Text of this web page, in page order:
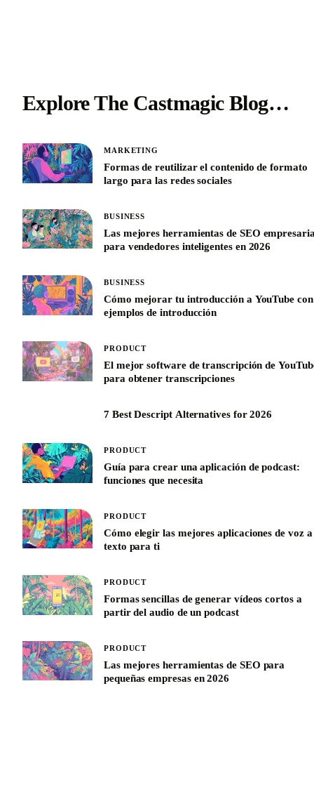
Explore The Castmagic Blog…
MARKETING
Formas de reutilizar el contenido de formato
largo para las redes sociales
BUSINESS
Las mejores herramientas de SEO
para vendedores inteligentes en 2026
BUSINESS
Cómo mejorar tu introducción a YouTube con
ejemplos de introducción
PRODUCT
El mejor software de transcripción de
para obtener transcripciones
7 Best Descript Alternatives for 2026
PRODUCT
Guía para crear una aplicación de podcast:
funciones que necesita
PRODUCT
Cómo elegir las mejores aplicaciones de voz a
texto para ti
PRODUCT
Formas sencillas de generar vídeos cortos a
partir del audio de un podcast
PRODUCT
Las mejores herramientas de SEO para
pequeñas empresas en 2026